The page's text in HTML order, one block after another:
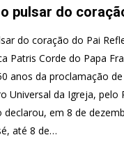
pulsar do
do coração do Pai
Patris Corde do Papa
anos da proclamação de
Universal da Igreja, pelo
declarou, em 8 de
até 8 de…